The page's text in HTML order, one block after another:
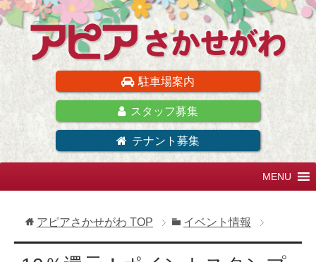
駐車場案内
スタッフ募集
テナント募集
アピアさかせがわ TOP イベント情報